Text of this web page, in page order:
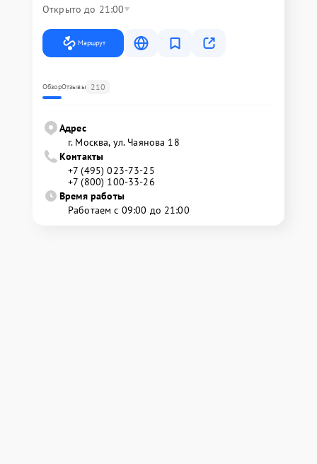
Открыто до 21:00
Маршрут
ОбзорОтзывы 210
Адрес
г. Москва, ул. Чаянова 18
Контакты
+7 (495) 023-73-25
+7 (800) 100-33-26
Время работы
Работаем с 09:00 до 21:00